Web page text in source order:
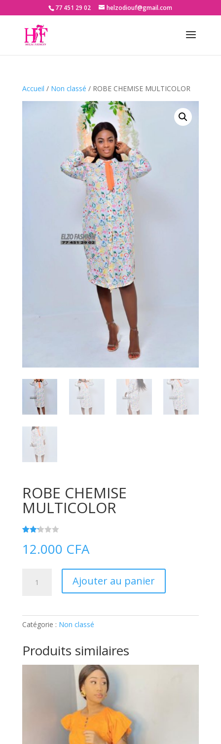
77 451 29 02 helzodiouf@gmail.com
Accueil / Non classé / ROBE CHEMISE MULTICOLOR
ROBE CHEMISE
MULTICOLOR
2.17
sur
12.000 CFA
MULTICOLOR
Ajouter au panier
Catégorie : Non classé
Produits similaires